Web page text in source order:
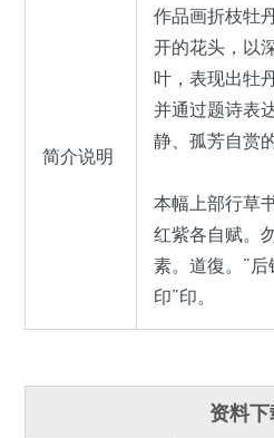
简介说明
作品画折枝牡
开的花头，以
叶，表现出牡
并通过题诗表
静、孤芳自赏
本幅上部行草
红紫各自赋。
素。道復。”后
印”印。
资料